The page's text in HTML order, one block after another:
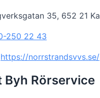
35, 652 21
250 22 43
https://norrstrandsvvs.se/
Byh Rörservice